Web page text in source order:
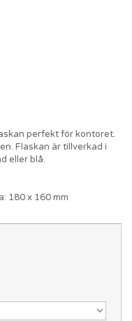
perfekt för kontoret.
Flaskan är tillverkad i
eller blå.
180 x 160 mm